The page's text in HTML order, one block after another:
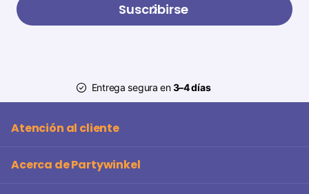
Suscribirse
Entrega segura en3–4 días
Atención al cliente
Acerca de Partywinkel